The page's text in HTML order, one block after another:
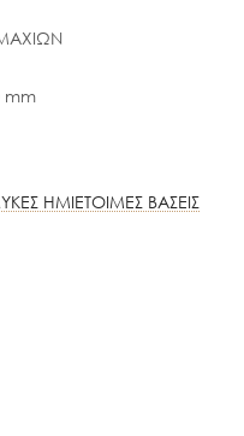
mm
ΗΜΙΕΤΟΙΜΕΣ ΒΑΣΕΙΣ